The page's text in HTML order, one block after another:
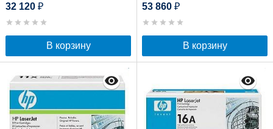
32 120 ₽
В корзину
53 860 ₽
В корзину